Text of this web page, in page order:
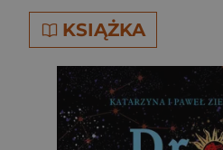
KSIĄŻKA